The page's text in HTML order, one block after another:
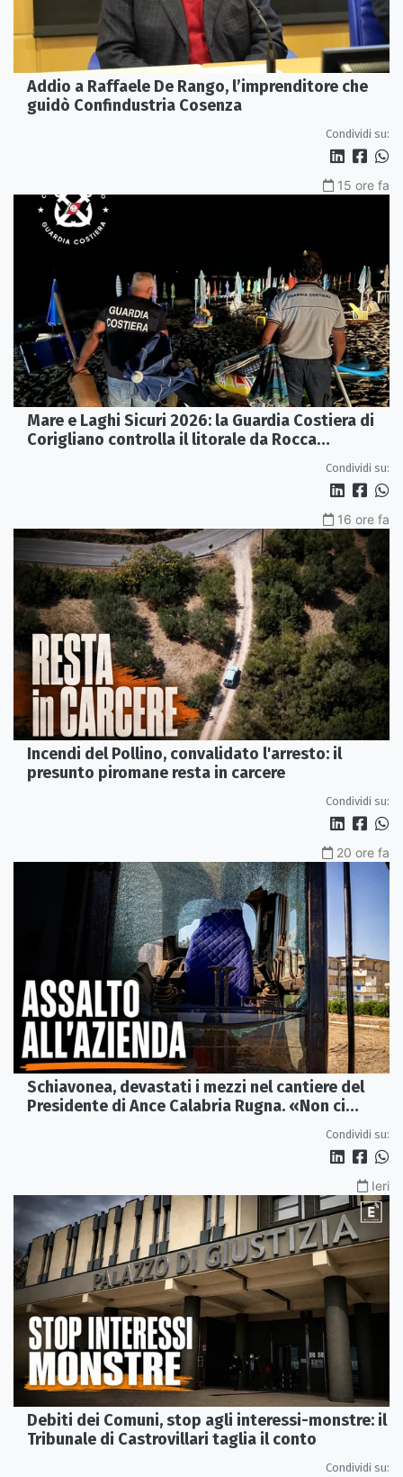
Addio a Raffaele De Rango, l’imprenditore che
guidò Confindustria Cosenza
Condividi su:
15 ore fa
Mare e Laghi Sicuri 2026: la Guardia Costiera di
Corigliano controlla il litorale da Rocca
Condividi su:
16 ore fa
Incendi del Pollino, convalidato l'arresto: il
presunto piromane resta in carcere
Condividi su:
20 ore fa
Schiavonea, devastati i mezzi nel cantiere del
Presidente di Ance Calabria Rugna. «Non ci
Condividi su:
Ieri
Debiti dei Comuni, stop agli interessi-monstre: il
Tribunale di Castrovillari taglia il conto
Condividi su: